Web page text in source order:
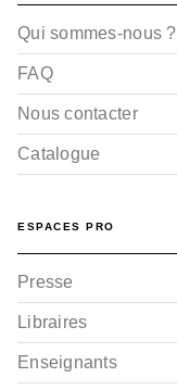
Qui sommes-nous ?
FAQ
Nous contacter
Catalogue
ESPACES PRO
Presse
Libraires
Enseignants